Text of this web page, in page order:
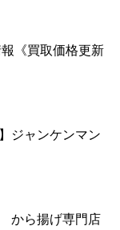
報《買取価格更新
ジャンケンマン
から揚げ専門店